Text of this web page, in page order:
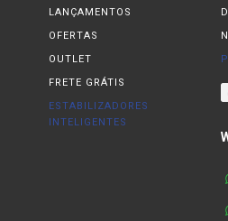
LANÇAMENTOS
OFERTAS
OUTLET
FRETE GRÁTIS
ESTABILIZADORES
INTELIGENTES